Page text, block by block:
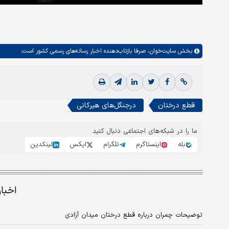
بخش سایت‌خوان، صرفا بازتاب‌دهنده اخبار رسانه‌های رسمی کشور است.
قطع درختان درجنگل‌های هیرکانی
ما را در شبکه‌های اجتماعی دنبال کنید
بله
اینستاگرم تلگرام ایکس لینکدین
توضیحات چمران درباره قطع درختان میدان آزادی